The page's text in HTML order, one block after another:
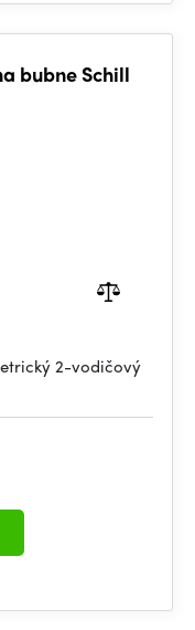
bubne Schill
2-vodičový